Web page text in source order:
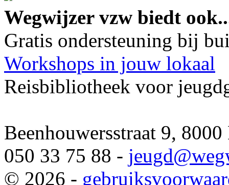
Wegwijzer vzw biedt
Gratis ondersteuning bij
Workshops in jouw lokaal
Reisbibliotheek voor
Beenhouwersstraat 9,
050 33 75 88 - jeugd
© 2026 -